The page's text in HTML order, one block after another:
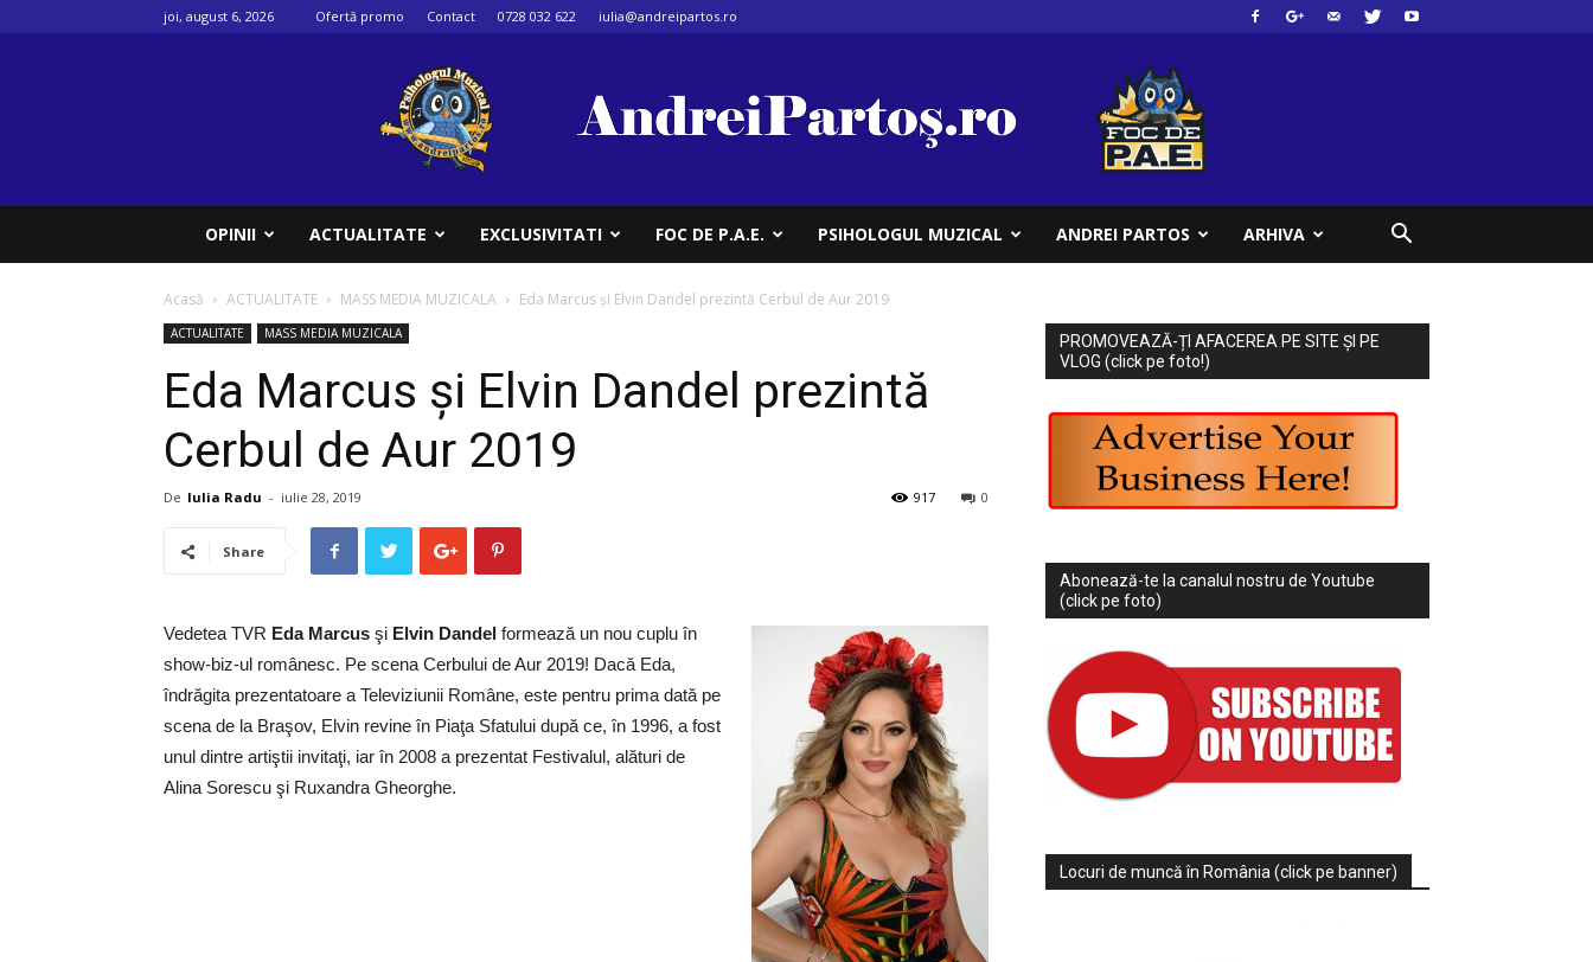
joi, august 6, 2026 Ofertă promo Contact 0728 032 622 iulia@andreipartos.ro
OPINII ACTUALITATE EXCLUSIVITATI FOC DE P.A.E. PSIHOLOGUL MUZICAL ANDREI PARTOS ARHIVA
Acasă ACTUALITATE MASS MEDIA MUZICALA Eda Marcus şi Elvin Dandel prezintă Cerbul de Aur 2019
ACTUALITATE MASS MEDIA MUZICALA
Eda Marcus şi Elvin Dandel prezintă
Cerbul de Aur 2019
De Iulia Radu - iulie 28, 2019 0
917
Share
Vedetea TVR Eda Marcus şi Elvin Dandel formează un nou cuplu în
show-biz-ul românesc. Pe scena Cerbului de Aur 2019! Dacă Eda,
îndrăgita prezentatoare a Televiziunii Române, este pentru prima dată pe
scena de la Braşov, Elvin revine în Piaţa Sfatului după ce, în 1996, a fost
unul dintre artiştii invitaţi, iar în 2008 a prezentat Festivalul, alături de
Alina Sorescu şi Ruxandra Gheorghe.
PROMOVEAZĂ-ȚI AFACEREA PE SITE ȘI PE
VLOG (click pe foto!)
Abonează-te la canalul nostru de Youtube
(click pe foto)
Locuri de muncă în România (click pe banner)